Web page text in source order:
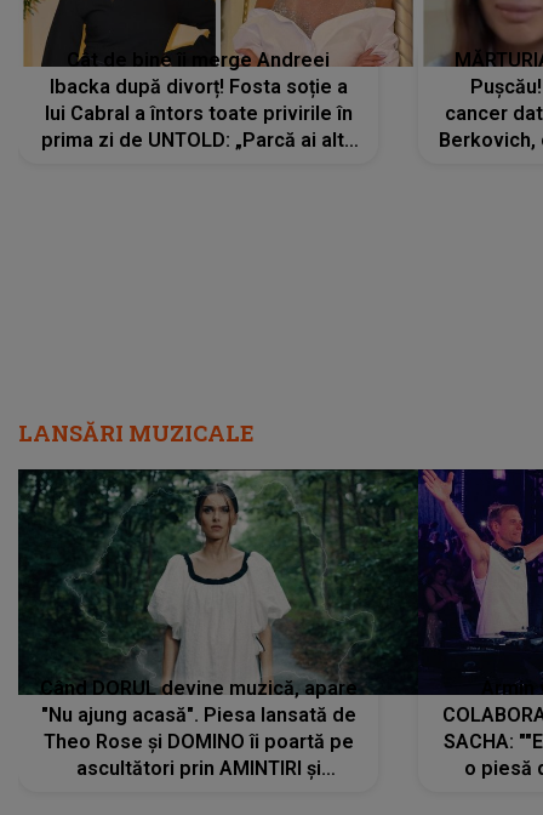
Cât de bine îi merge Andreei
Ibacka după divorț! Fosta soție a
lui Cabral a întors toate privirile în
prima zi de UNTOLD: „Parcă ai altă
cancer
LANSĂRI MUZICALE
Când DORUL devine muzică, apare
"Nu ajung acasă". Piesa lansată de
Theo Rose și DOMINO îi poartă pe
ascultători prin AMINTIRI și
SACHA:
o piesă